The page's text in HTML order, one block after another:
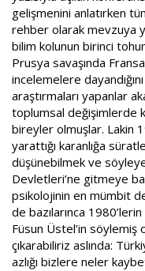
gelişmenini anlatırken
rehber olarak mevzuya
bilim kolunun birinci
Prusya savaşında
incelemelere
araştırmaları yapanlar
toplumsal değişimlerde
bireyler olmuşlar. Lakin
yarattığı karanlığa
düşünebilmek ve
Devletleri’ne gitmeye
psikolojinin en mümbit
de bazılarınca 1980’lerin
Füsun Üstel’in söylemiş
çıkarabiliriz aslında:
azlığı bizlere neler